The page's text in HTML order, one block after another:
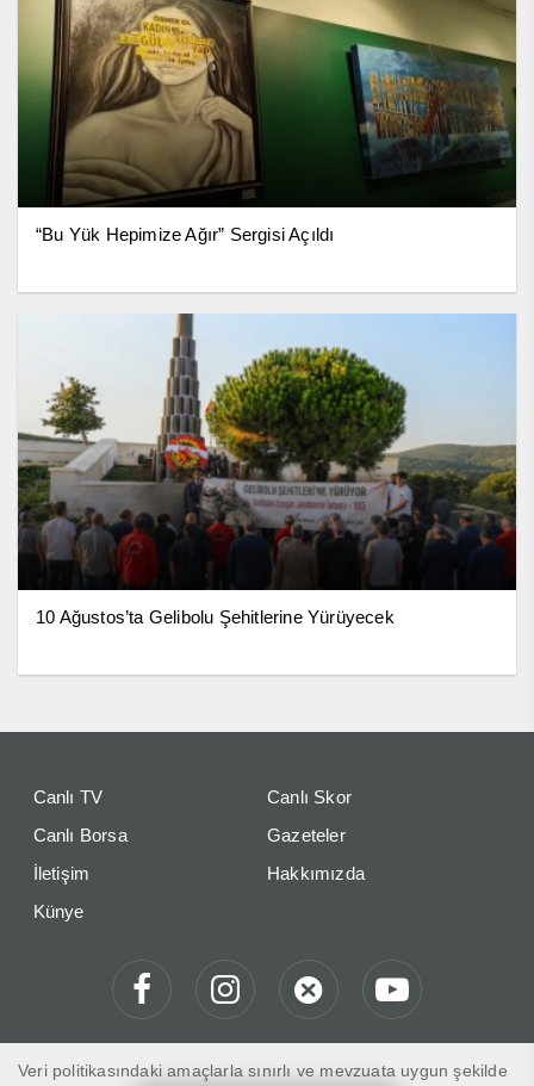
“Bu Yük Hepimize Ağır” Sergisi Açıldı
10 Ağustos’ta Gelibolu Şehitlerine Yürüyecek
Canlı TV
Canlı Skor
Canlı Borsa
Gazeteler
İletişim
Hakkımızda
Künye
Veri politikasındaki amaçlarla sınırlı ve mevzuata uygun şekilde